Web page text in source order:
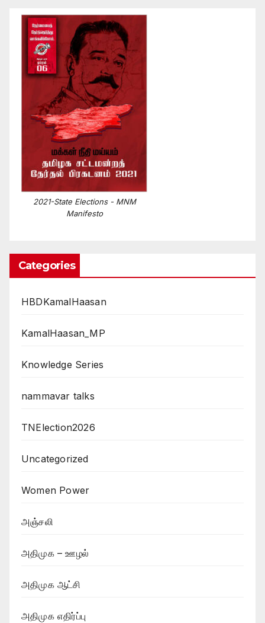
2021-State Elections - MNM
Manifesto
Categories
HBDKamalHaasan
KamalHaasan_MP
Knowledge Series
nammavar talks
TNElection2026
Uncategorized
Women Power
அஞ்சலி
அதிமுக – ஊழல்
அதிமுக ஆட்சி
அதிமுக எதிர்ப்பு